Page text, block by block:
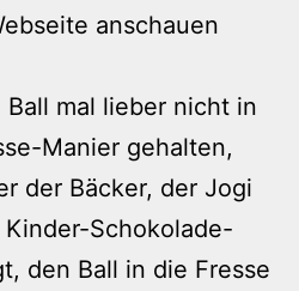
anschauen
mal lieber nicht in
Manier gehalten,
der Bäcker, der Jogi
Schokolade-
den Ball in die Fresse